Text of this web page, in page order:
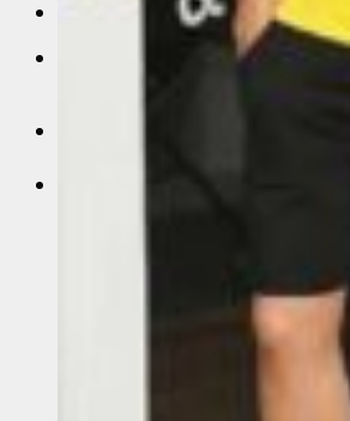
Chưa có sản phẩm trong giỏ hàng.